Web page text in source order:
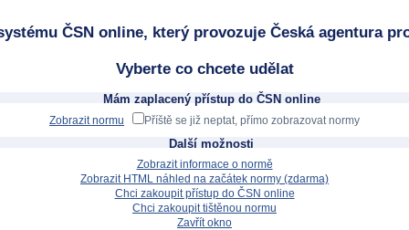
ČSN online, který provozuje Česká agentura
Vyberte co chcete udělat
Mám zaplacený přístup do ČSN online
Zobrazit normu Příště se již neptat, přímo zobrazovat normy
Další možnosti
Zobrazit informace o normě
Zobrazit HTML náhled na začátek normy (zdarma)
Chci zakoupit přístup do ČSN online
Chci zakoupit tištěnou normu
Zavřít okno